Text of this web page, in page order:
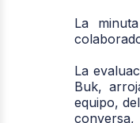
La
La
Buk,
equipo,